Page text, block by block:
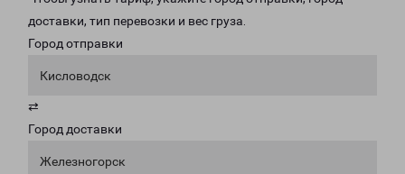
доставки, тип перевозки и вес груза.
Город отправки
Кисловодск
⇄
Город доставки
Железногорск